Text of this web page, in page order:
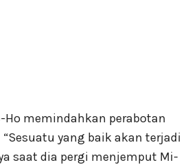
Ho memindahkan perabotan
yang baik akan terjadi
saat dia pergi menjemput Mi-